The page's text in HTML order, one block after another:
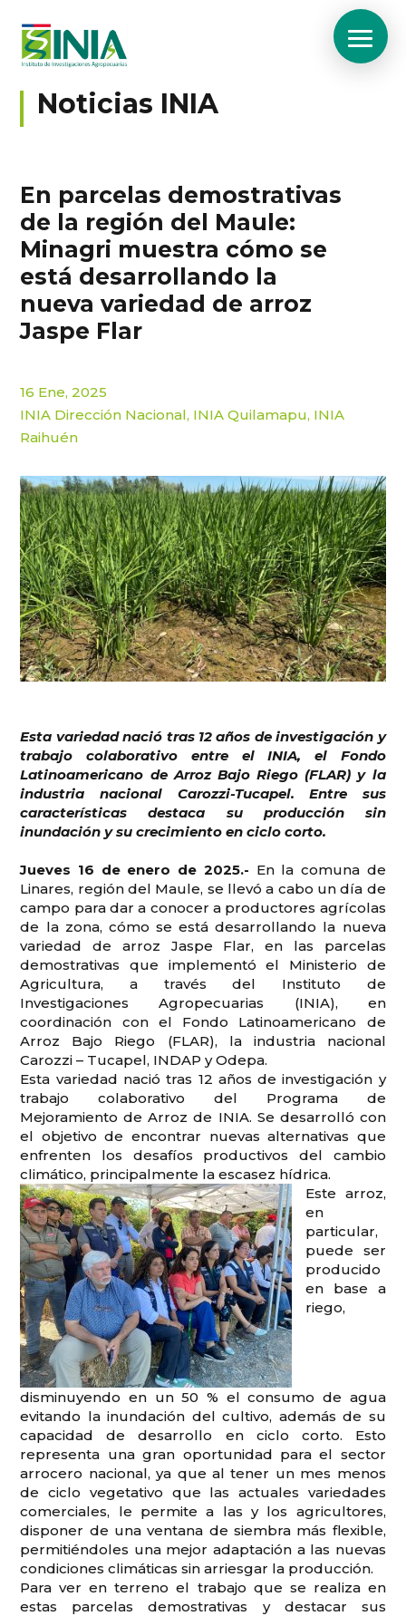
Noticias INIA
En parcelas demostrativas
de la región del Maule:
Minagri muestra cómo se
está desarrollando la
nueva variedad de arroz
Jaspe Flar
16 Ene, 2025
INIA Dirección Nacional, INIA Quilamapu, INIA
Raihuén
Esta variedad nació tras 12 años de investigación y
trabajo colaborativo entre el INIA, el Fondo
Latinoamericano de Arroz Bajo Riego (FLAR) y la
industria nacional Carozzi-Tucapel. Entre sus
características destaca su producción sin
inundación y su crecimiento en ciclo corto.
Jueves 16 de enero de 2025.- En la comuna de
Linares, región del Maule, se llevó a cabo un día de
campo para dar a conocer a productores agrícolas
de la zona, cómo se está desarrollando la nueva
variedad de arroz Jaspe Flar, en las parcelas
demostrativas que implementó el Ministerio de
Agricultura, a través del Instituto de
Investigaciones Agropecuarias (INIA), en
coordinación con el Fondo Latinoamericano de
Arroz Bajo Riego (FLAR), la industria nacional
Carozzi – Tucapel, INDAP y Odepa.
Esta variedad nació tras 12 años de investigación y
trabajo colaborativo del Programa de
Mejoramiento de Arroz de INIA. Se desarrolló con
el objetivo de encontrar nuevas alternativas que
enfrenten los desafíos productivos del cambio
climático, principalmente la escasez hídrica.
Este arroz,
en
particular,
puede ser
producido
en base a
riego,
disminuyendo en un 50 % el consumo de agua
evitando la inundación del cultivo, además de su
capacidad de desarrollo en ciclo corto. Esto
representa una gran oportunidad para el sector
arrocero nacional, ya que al tener un mes menos
de ciclo vegetativo que las actuales variedades
comerciales, le permite a las y los agricultores,
disponer de una ventana de siembra más flexible,
permitiéndoles una mejor adaptación a las nuevas
condiciones climáticas sin arriesgar la producción.
Para ver en terreno el trabajo que se realiza en
estas parcelas demostrativas y destacar sus